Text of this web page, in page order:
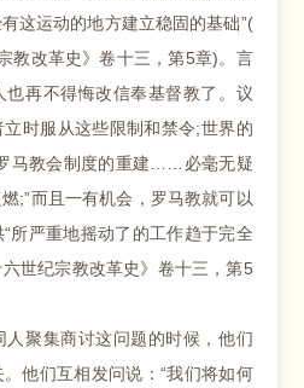
这运动的地方建立稳固的基础”(
教改革史》卷十三，第5章)。言
再不得悔改信奉基督教了。议
时服从这些限制和禁令;世界的
马教会制度的重建……必毫无疑
;”而且一有机会，罗马教就可以
所严重地摇动了的工作趋于完全
世纪宗教改革史》卷十三，第5
聚集商讨这问题的时候，他们
他们互相发问说：“我们将如何